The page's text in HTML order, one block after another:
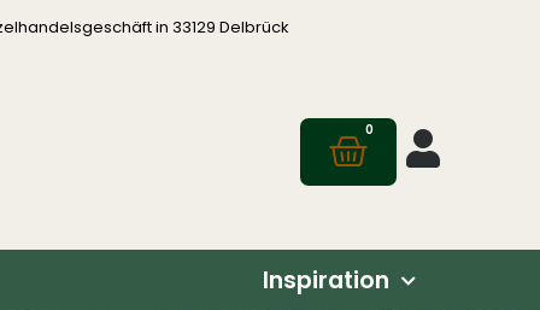
in 33129 Delbrück
0
Inspiration